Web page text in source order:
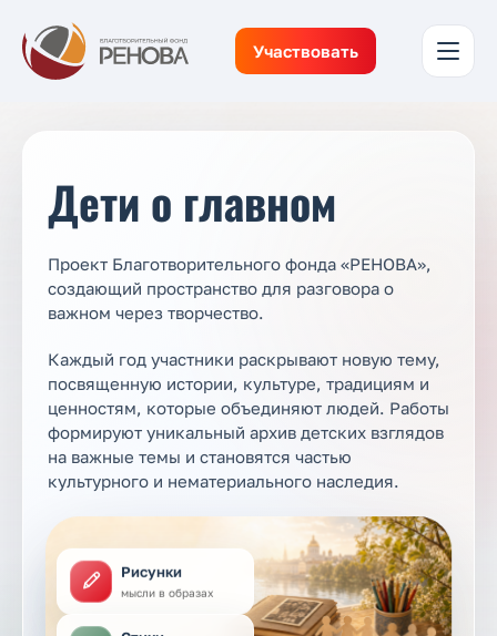
Участвовать
Дети о главном
Проект Благотворительного фонда «РЕНОВА»,
создающий пространство для разговора о
важном через творчество.
Каждый год участники раскрывают новую тему,
посвященную истории, культуре, традициям и
ценностям, которые объединяют людей. Работы
формируют уникальный архив детских взглядов
на важные темы и становятся частью
культурного и нематериального наследия.
Рисунки
мысли в образах